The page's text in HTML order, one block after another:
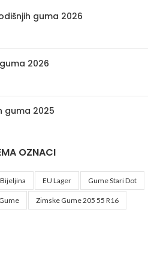
guma 2026
2026
guma 2025
OZNACI
EU Lager Gume Stari Dot
Zimske Gume 205 55 R16